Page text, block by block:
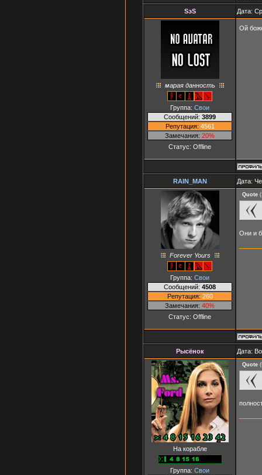
SэS Дата:
марая данность
Группа: Свои
Сообщений: 3899
Репутация: 4561
Замечания: 20%
Статус: Offline
Ой
RAIN_MAN Дата:
Forever Yours
Группа: Свои
Сообщений: 4508
Репутация: 260
Замечания: 40%
Статус: Offline
Quote (
Они и
Рысёнок Дата:
На корабле
Группа: Свои
Quote (